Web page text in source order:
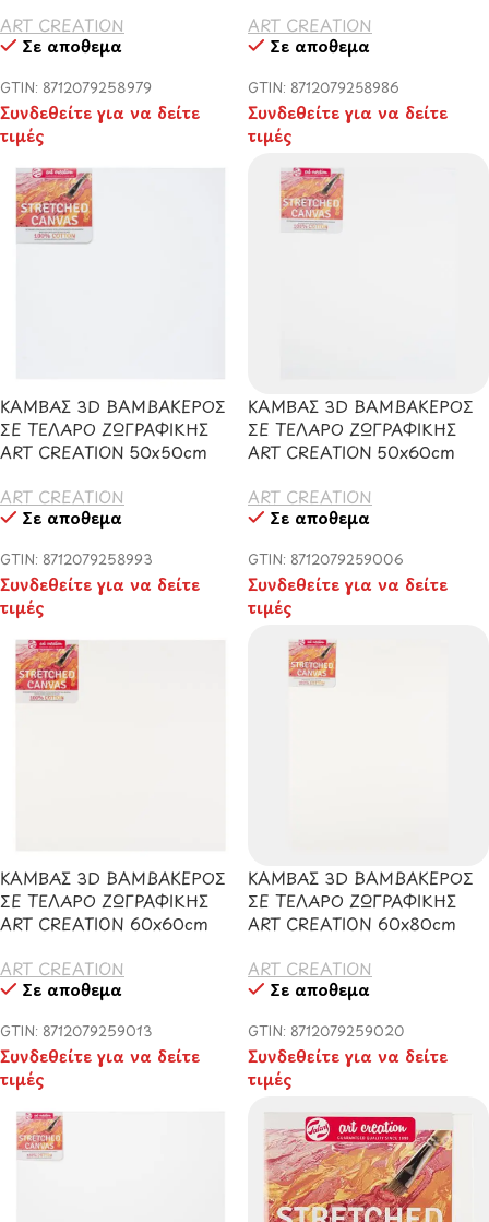
ART CREATION
Σε απόθεμα
GTIN: 8712079258979
Συνδεθείτε για να δείτε
τιμές
ART CREATION
Σε απόθεμα
GTIN: 8712079258986
Συνδεθείτε για να δείτε
τιμές
ΚΑΜΒΑΣ 3D ΒΑΜΒΑΚΕΡΟΣ
ΣΕ ΤΕΛΑΡΟ ΖΩΓΡΑΦΙΚΗΣ
ART CREATION 50x50cm
ART CREATION
Σε απόθεμα
GTIN: 8712079258993
Συνδεθείτε για να δείτε
τιμές
ΚΑΜΒΑΣ 3D ΒΑΜΒΑΚΕΡΟΣ
ΣΕ ΤΕΛΑΡΟ ΖΩΓΡΑΦΙΚΗΣ
ART CREATION 50x60cm
ART CREATION
Σε απόθεμα
GTIN: 8712079259006
Συνδεθείτε για να δείτε
τιμές
ΚΑΜΒΑΣ 3D ΒΑΜΒΑΚΕΡΟΣ
ΣΕ ΤΕΛΑΡΟ ΖΩΓΡΑΦΙΚΗΣ
ART CREATION 60x60cm
ART CREATION
Σε απόθεμα
GTIN: 8712079259013
Συνδεθείτε για να δείτε
τιμές
ΚΑΜΒΑΣ 3D ΒΑΜΒΑΚΕΡΟΣ
ΣΕ ΤΕΛΑΡΟ ΖΩΓΡΑΦΙΚΗΣ
ART CREATION 60x80cm
ART CREATION
Σε απόθεμα
GTIN: 8712079259020
Συνδεθείτε για να δείτε
τιμές